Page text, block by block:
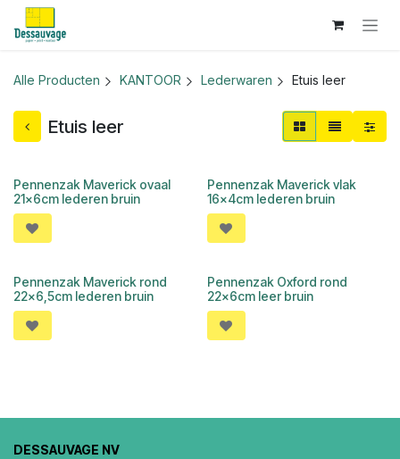
Overslaan naar inhoud
Alle Producten KANTOOR Lederwaren Etuis leer
Etuis leer
Pennenzak Maverick ovaal
21x6cm lederen bruin
Pennenzak Maverick vlak
16x4cm lederen bruin
Pennenzak Maverick rond
22x6,5cm lederen bruin
Pennenzak Oxford rond
22x6cm leer bruin
DESSAUVAGE NV